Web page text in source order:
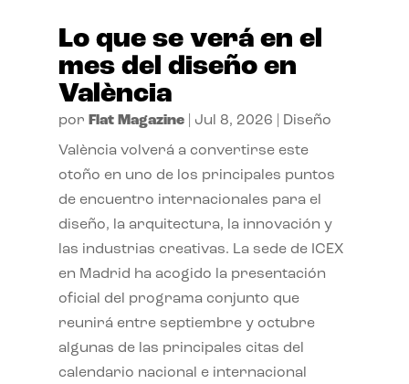
Lo que se verá en el
mes del diseño en
València
por Flat Magazine| Jul 8, 2026 Diseño
València volverá a convertirse este
otoño en uno de los principales puntos
de encuentro internacionales para el
diseño, la arquitectura, la innovación y
las industrias creativas. La sede de ICEX
en Madrid ha acogido la presentación
oficial del programa conjunto que
reunirá entre septiembre y octubre
algunas de las principales citas del
calendario nacional e internacional